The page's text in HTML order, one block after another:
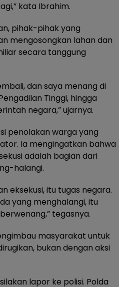
kata Ibrahim.
pihak-pihak yang
mengosongkan lahan dan
secara tanggung
dan saya menang di
Tinggi, hingga
negara,” ujarnya.
penolakan warga yang
Ia mengingatkan bahwa
adalah bagian dari
halangi.
eksekusi, itu tugas negara.
yang menghalangi, itu
tegasnya.
masyarakat untuk
bukan dengan aksi
lapor ke polisi. Polda